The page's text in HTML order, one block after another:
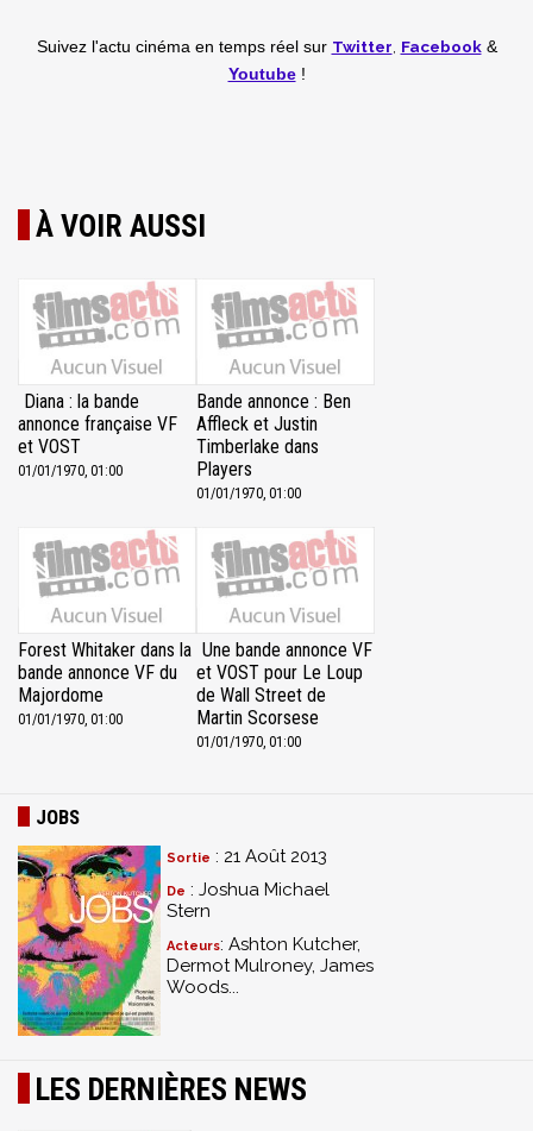
Suivez l'actu cinéma en temps réel sur Twitter Facebook&
Youtube!
À VOIR AUSSI
Diana : la bande
annonce française VF
et VOST
01/01/1970, 01:00
Bande annonce : Ben
Affleck et Justin
Timberlake dans
Players
01/01/1970, 01:00
Forest Whitaker dans la
bande annonce VF du
Majordome
01/01/1970, 01:00
Une bande annonce VF
et VOST pour Le Loup
de Wall Street de
Martin Scorsese
01/01/1970, 01:00
JOBS
Sortie : 21 Août 2013
De : Joshua Michael
Stern
Acteurs: Ashton Kutcher,
Dermot Mulroney, James
Woods...
LES DERNIÈRES NEWS